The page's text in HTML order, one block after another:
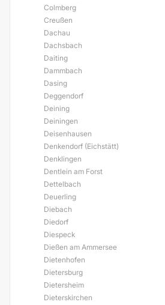
Colmberg
Creußen
Dachau
Dachsbach
Daiting
Dammbach
Dasing
Deggendorf
Deining
Deiningen
Deisenhausen
Denkendorf (Eichstätt)
Denklingen
Dentlein am Forst
Dettelbach
Deuerling
Diebach
Diedorf
Diespeck
Dießen am Ammersee
Dietenhofen
Dietersburg
Dietersheim
Dieterskirchen